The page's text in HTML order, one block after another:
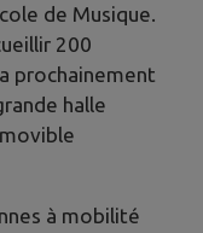
de Musique.
200
prochainement
halle
à mobilité